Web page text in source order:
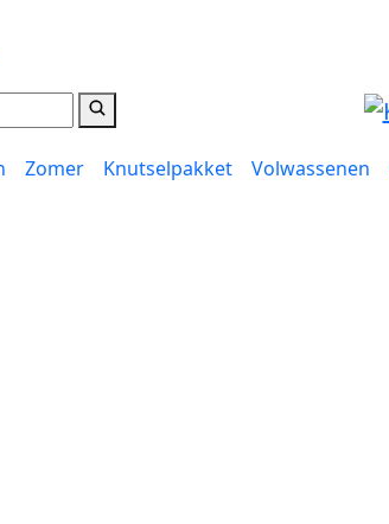
Zomer Knutselpakket Volwassenen